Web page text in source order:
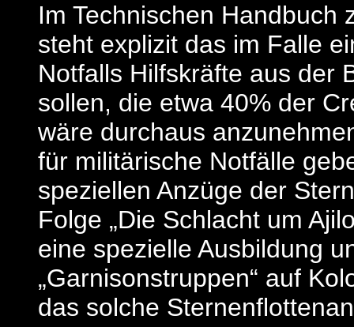
Im Technischen Handbuch
steht explizit das im Falle
Notfalls Hilfskräfte aus der
sollen, die etwa 40% der
wäre durchaus
für militärische Notfälle
speziellen Anzüge der
Folge „Die Schlacht um
eine spezielle Ausbildung
„Garnisonstruppen“ auf
das solche